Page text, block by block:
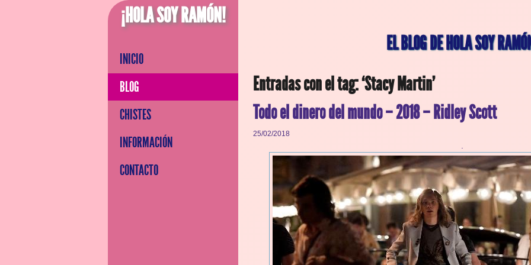
¡HOLA SOY RAMÓN!
INICIO
BLOG
CHISTES
INFORMACIÓN
CONTACTO
EL BLOG DE HOLA SOY
Entradas con el tag: ‘Stacy Martin’
Todo el dinero del mundo – 2018 – Ridley Scott
25/02/2018